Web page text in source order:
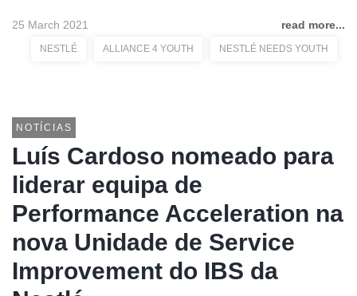
25 March 2021 read more...
NESTLÉ ALLIANCE 4 YOUTH NESTLÉ NEEDS YOUTH
NOTÍCIAS
Luís Cardoso nomeado para
liderar equipa de
Performance Acceleration na
nova Unidade de Service
Improvement do IBS da